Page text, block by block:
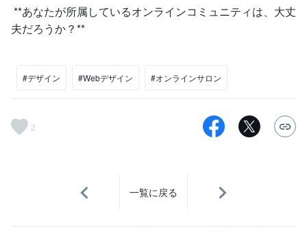
**あなたが所属しているオンラインコミュニティは、大丈
夫だろうか？**
#デザイン #Webデザイン #オンラインサロン
2
一覧に戻る